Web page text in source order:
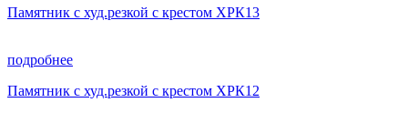
Памятник с худ.резкой с крестом ХРК13
подробнее
Памятник с худ.резкой с крестом ХРК12